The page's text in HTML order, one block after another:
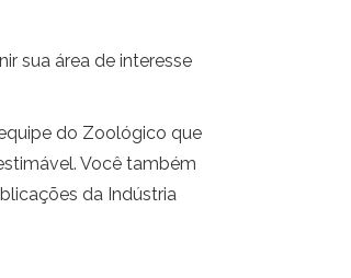
sua área de interesse
do Zoológico que
Você também
da Indústria